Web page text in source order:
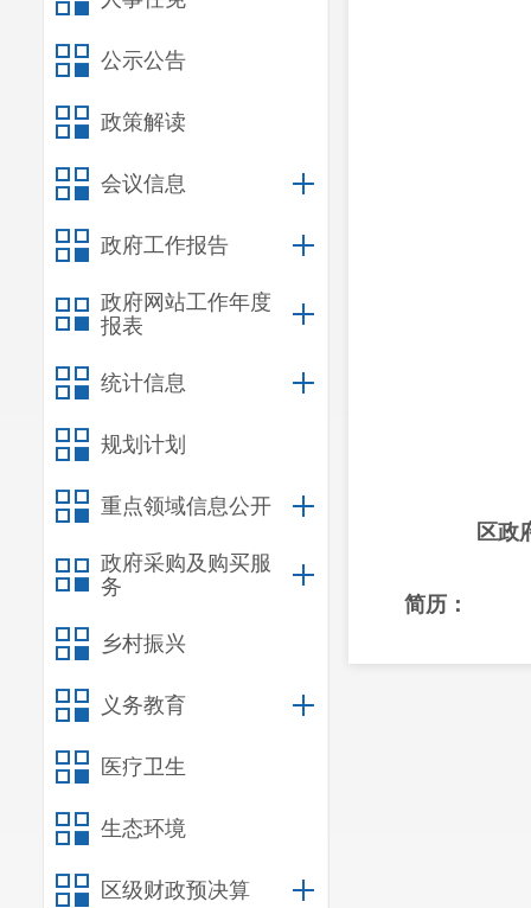
公示公告
政策解读
会议信息
政府工作报告
政府网站工作年度
报表
统计信息
规划计划
重点领域信息公开
政府采购及购买服
务
乡村振兴
义务教育
医疗卫生
生态环境
区级财政预决算
区政
简历：